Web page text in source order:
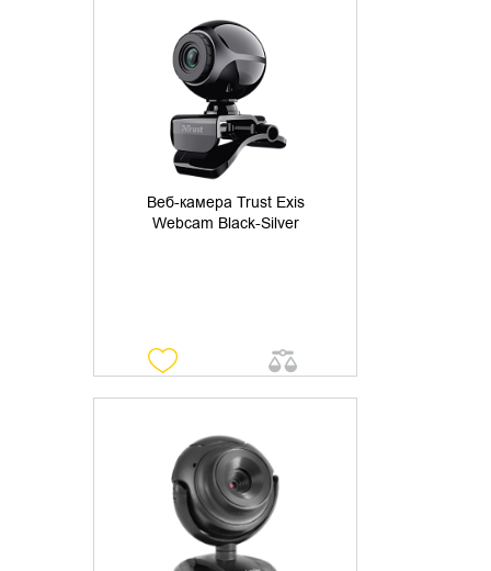
Веб-камера Trust Exis
Webcam Black-Silver
УТОЧНИТЬ НАЛИЧИЕ
УТОЧНИТЬ НАЛИЧИЕ